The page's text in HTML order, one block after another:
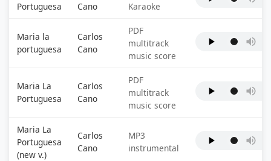
Portuguesa
Cano
Karaoke
Maria la
portuguesa
Carlos
Cano
PDF
multitrack
music score
Maria La
Portuguesa
Carlos
Cano
PDF
multitrack
music score
Maria La
Portuguesa
(new v.)
Carlos
Cano
MP3
instrumental